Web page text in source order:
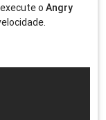
execute oAngry